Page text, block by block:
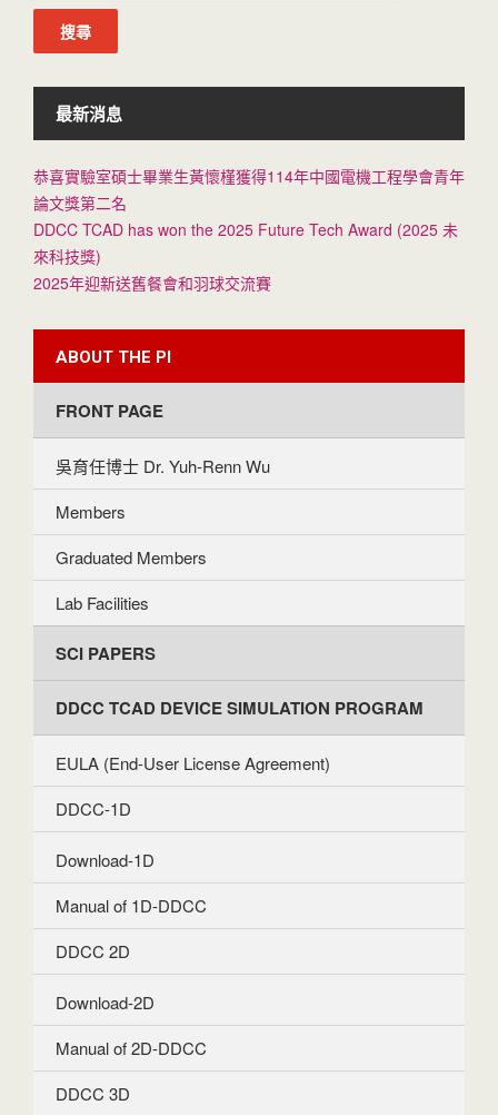
關
最新消息
恭喜實驗室碩士畢業生黃懷槿獲得114年中國電機工程學會青年
論文獎第二名
DDCC TCAD has won the 2025 Future Tech Award (2025 未
來科技獎)
2025年迎新送舊餐會和羽球交流賽
ABOUT THE PI
FRONT PAGE
吳育任博士 Dr. Yuh-Renn Wu
Members
Graduated Members
Lab Facilities
SCI PAPERS
DDCC TCAD DEVICE SIMULATION PROGRAM
EULA (End-User License Agreement)
DDCC-1D
Download-1D
Manual of 1D-DDCC
DDCC 2D
Download-2D
Manual of 2D-DDCC
DDCC 3D